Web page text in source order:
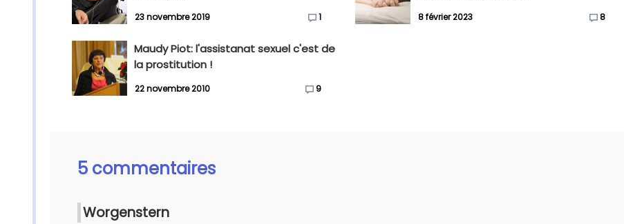
23 novembre 2019 1 8 février 2023 8
Maudy Piot: l'assistanat sexuel c'est de
la prostitution !
22 novembre 2010 9
5 commentaires
Worgenstern